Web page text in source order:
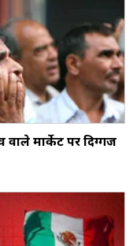
मार्केट पर दिग्‍गज